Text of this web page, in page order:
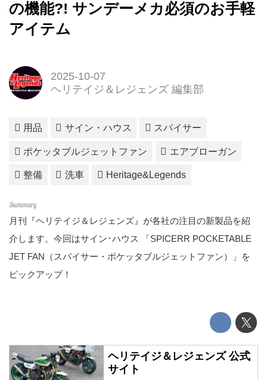
の機能?! サンデーメカ必須のお手軽
アイテム
2025-10-07
ヘリテイジ＆レジェンズ 編集部
用品 サイン・ハウス スパイサー
ポケッタブルジェットファン エアブローガン
整備 洗車 Heritage&Legends
月刊『ヘリテイジ＆レジェンズ』が各社の注目の新製品を紹
介します。今回はサイン･ハウス 「SPICERR POCKETABLE
JET FAN（スパイサー・ポケッタブルジェットファン）」を
ピックアップ！
ヘリテイジ＆レジェンズ 公式
サイト